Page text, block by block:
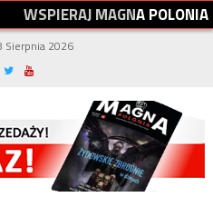
WSPIERAJMAGNAPOLONIA
Sierpnia 2026